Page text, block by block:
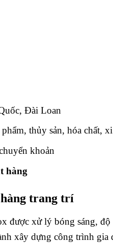
Đài Loan
thủy sản, hóa chất,
khoản
hàng
trang trí
được xử lý bóng sáng,
xây dựng công trình